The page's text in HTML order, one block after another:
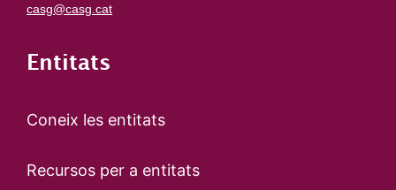
casg@casg.cat
Entitats
Coneix les entitats
Recursos per a entitats